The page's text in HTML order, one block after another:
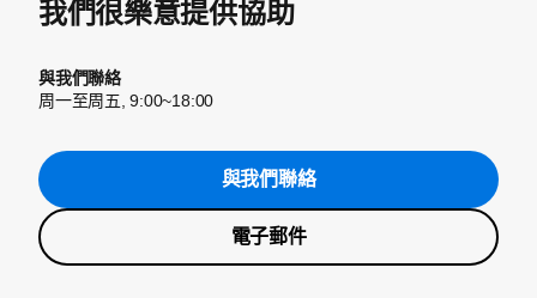
我們很樂意提供協助
與我們聯絡
周一至周五, 9:00~18:00
與我們聯絡
電子郵件